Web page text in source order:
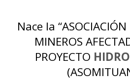
Nace la “ASOCIACIÓN
MINEROS
PROYECTO